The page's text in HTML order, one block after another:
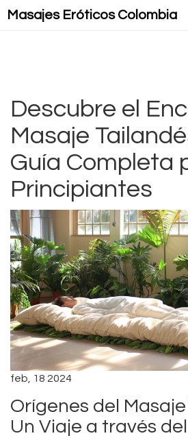
Masajes Eróticos Colombia
Masajes
Masaje
Descubre el
Masaje
Guía Completa
Principiantes
feb, 18 2024
Orígenes del
Un Viaje a través